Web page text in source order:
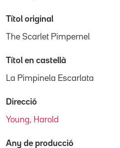
Títol original
The Scarlet Pimpernel
Títol en castellà
La Pimpinela Escarlata
Direcció
Young, Harold
Any de producció